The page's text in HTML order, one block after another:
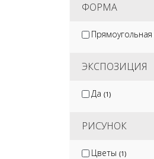
ФОРМА
Прямоугольная
ЭКСПОЗИЦИЯ
Да (1)
РИСУНОК
Цветы (1)